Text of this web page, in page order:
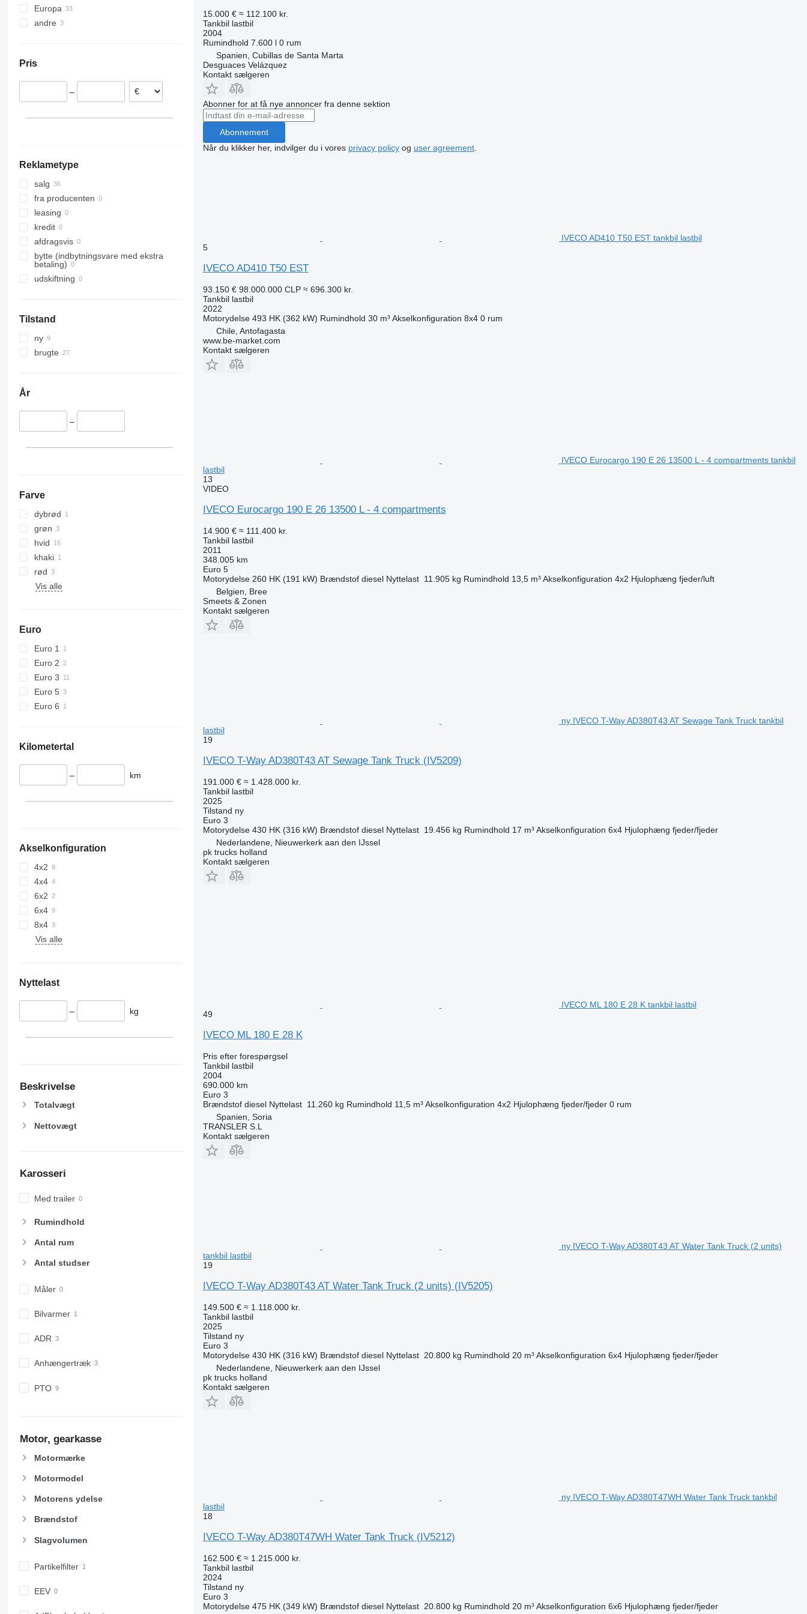
Europa
Nederlandene
Italien
Tjekkiet
andre
Pris
–
Reklametype
salg
fra producenten
leasing
kredit
afdragsvis
bytte (indbytningsvare med ekstra
betaling)
udskiftning
Tilstand
ny
brugte
År
–
Farve
dybrød
grøn
hvid
khaki
rød
Vis alle
Euro
Euro 1
Euro 2
Euro 3
Euro 5
Euro 6
Kilometertal
– km
Akselkonfiguration
4x2
4x4
6x2
6x4
8x4
Vis alle
Nyttelast
– kg
Beskrivelse
Totalvægt
Nettovægt
Karosseri
Med trailer
Rumindhold
Antal rum
Antal studser
Måler
Bilvarmer
ADR
Anhængertræk
PTO
Motor, gearkasse
Motormærke
Motormodel
Motorens ydelse
Brændstof
Slagvolumen
Partikelfilter
EEV
15.000 € ≈ 112.100 kr.
Tankbil lastbil
2004
Rumindhold 7.600 l 0 rum
Spanien, Cubillas de Santa Marta
Desguaces Velázquez
Kontakt sælgeren
Abonner for at få nye annoncer fra denne sektion
Abonnement
Når du klikker her, indvilger du i vores privacy policyog user agreement.
IVECO AD410 T50 EST tankbil lastbil
5
IVECO AD410 T50 EST
93.150 € 98.000.000 CLP ≈ 696.300 kr.
Tankbil lastbil
2022
Motorydelse 493 HK (362 kW) Rumindhold 30 m³ Akselkonfiguration 8x4 0 rum
Chile, Antofagasta
www.be-market.com
Kontakt sælgeren
IVECO Eurocargo 190 E 26 13500 L - 4 compartments tankbil
lastbil
13
VIDEO
IVECO Eurocargo 190 E 26 13500 L - 4 compartments
14.900 € ≈ 111.400 kr.
Tankbil lastbil
2011
348.005 km
Euro 5
Motorydelse 260 HK (191 kW) Brændstof diesel Nyttelast 11.905 kg Rumindhold 13,5 m³ Akselkonfiguration 4x2 Hjulophæng fjeder/luft
Belgien, Bree
Smeets & Zonen
Kontakt sælgeren
ny IVECO T-Way AD380T43 AT Sewage Tank Truck tankbil
lastbil
19
IVECO T-Way AD380T43 AT Sewage Tank Truck (IV5209)
191.000 € ≈ 1.428.000 kr.
Tankbil lastbil
2025
Tilstand ny
Euro 3
Motorydelse 430 HK (316 kW) Brændstof diesel Nyttelast 19.456 kg Rumindhold 17 m³ Akselkonfiguration 6x4 Hjulophæng fjeder/fjeder
Nederlandene, Nieuwerkerk aan den IJssel
pk trucks holland
Kontakt sælgeren
IVECO ML 180 E 28 K tankbil lastbil
49
IVECO ML 180 E 28 K
Pris efter forespørgsel
Tankbil lastbil
2004
690.000 km
Euro 3
Brændstof diesel Nyttelast 11.260 kg Rumindhold 11,5 m³ Akselkonfiguration 4x2 Hjulophæng fjeder/fjeder 0 rum
Spanien, Soria
TRANSLER S.L
Kontakt sælgeren
ny IVECO T-Way AD380T43 AT Water Tank Truck (2 units)
tankbil lastbil
19
IVECO T-Way AD380T43 AT Water Tank Truck (2 units) (IV5205)
149.500 € ≈ 1.118.000 kr.
Tankbil lastbil
2025
Tilstand ny
Euro 3
Motorydelse 430 HK (316 kW) Brændstof diesel Nyttelast 20.800 kg Rumindhold 20 m³ Akselkonfiguration 6x4 Hjulophæng fjeder/fjeder
Nederlandene, Nieuwerkerk aan den IJssel
pk trucks holland
Kontakt sælgeren
ny IVECO T-Way AD380T47WH Water Tank Truck tankbil
lastbil
18
IVECO T-Way AD380T47WH Water Tank Truck (IV5212)
162.500 € ≈ 1.215.000 kr.
Tankbil lastbil
2024
Tilstand ny
Euro 3
Motorydelse 475 HK (349 kW) Brændstof diesel Nyttelast 20.800 kg Rumindhold 20 m³ Akselkonfiguration 6x6 Hjulophæng fjeder/fjeder